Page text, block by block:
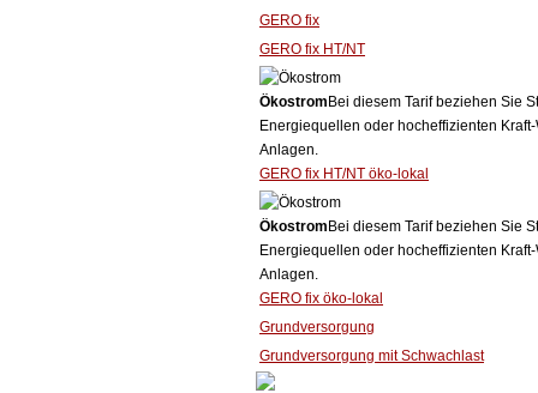
GERO fix
GERO fix HT/NT
Ökostrom Bei diesem Tarif beziehen Sie
Energiequellen oder hocheffizienten
Anlagen.
GERO fix HT/NT öko-lokal
Ökostrom Bei diesem Tarif beziehen Sie
Energiequellen oder hocheffizienten
Anlagen.
GERO fix öko-lokal
Grundversorgung
Grundversorgung mit Schwachlast